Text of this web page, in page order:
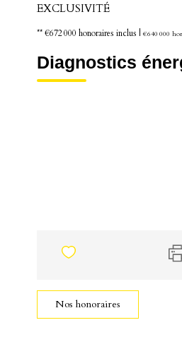
EXCLUSIVITÉ
** €672 000 honoraires inclus €640 000
Diagnostics
Nos honoraires